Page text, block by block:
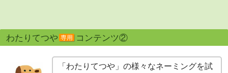
わたりてつや 専用 コンテンツ②
「わたりてつや」の様々なネーミングを試